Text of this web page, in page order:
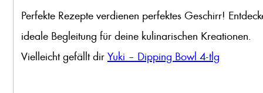
Perfekte Rezepte verdienen perfektes Geschirr!
ideale Begleitung für deine kulinarischen Kreationen.
Vielleicht gefällt dir Yuki – Dipping Bowl 4-tlg